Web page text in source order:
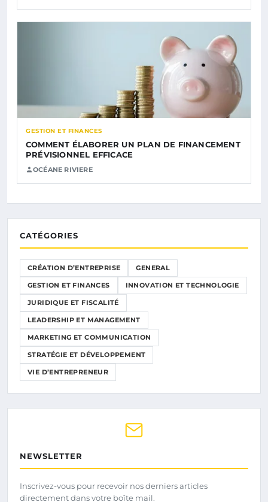
GESTION ET FINANCES
COMMENT ÉLABORER UN PLAN DE FINANCEMENT
PRÉVISIONNEL EFFICACE
OCÉANE RIVIERE
CATÉGORIES
CRÉATION D’ENTREPRISE GENERAL
GESTION ET FINANCES INNOVATION ET TECHNOLOGIE
JURIDIQUE ET FISCALITÉ
LEADERSHIP ET MANAGEMENT
MARKETING ET COMMUNICATION
STRATÉGIE ET DÉVELOPPEMENT
VIE D’ENTREPRENEUR
NEWSLETTER
Inscrivez-vous pour recevoir nos derniers articles
directement dans votre boîte mail.